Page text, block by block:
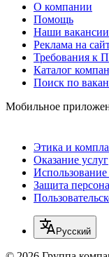
О компании
Помощь
Наши вакансии
Реклама на
Требования к
Каталог
Поиск по
Мобильное
Этика и
Оказание услуг
Использование
Защита
Русский